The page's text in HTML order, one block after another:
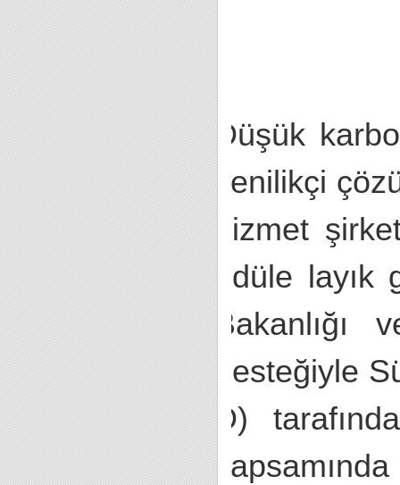
Düşük
yenilikçi
hizmet
ödüle layık
Bakanlığı
desteğiyle
D)